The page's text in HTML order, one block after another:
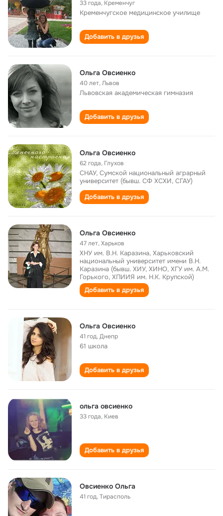
33 года, Кременчуг
Кременчугское медицинское училище
Добавить в друзья
Ольга Овсиенко
40 лет,Львов
Львовская академическая гимназия
Добавить в друзья
Ольга Овсиенко
62 года, Глухов
СНАУ, Сумской национальный аграрный
университет (бывш. СФ ХСХИ, СГАУ)
Добавить в друзья
Ольга Овсиенко
47 лет,Харьков
ХНУ им. В.Н. Каразина, Харьковский
национальный университет имени В.Н.
Каразина (бывш. ХИУ, ХИНО, ХГУ им. А.М.
Горького, ХПИИЯ им. Н.К. Крупской)
Добавить в друзья
Ольга Овсиенко
41 год,Днепр
61 школа
Добавить в друзья
ольга овсиенко
33 года, Киев
Добавить в друзья
Овсиенко Ольга
41 год,Тирасполь